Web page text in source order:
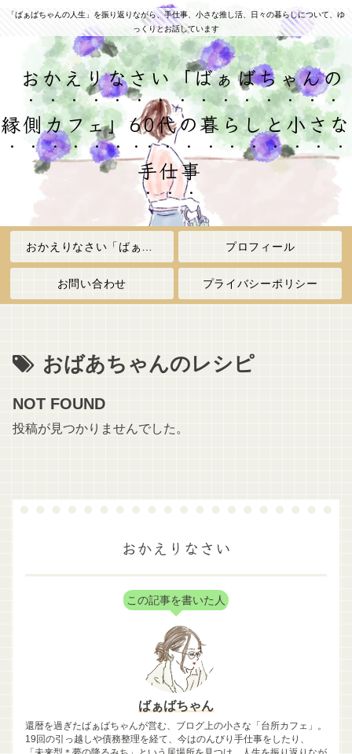
「ばぁばちゃんの人生」を振り返りながら、手仕事、小さな推し活、日々の暮らしについて、ゆ
っくりとお話しています
おかえりなさい「ばぁばちゃんの
縁側カフェ」60代の暮らしと小さな
手仕事
プロフィール
お問い合わせ プライバシーポリシー
おばあちゃんのレシピ
NOT FOUND
投稿が見つかりませんでした。
おかえりなさい
この記事を書いた人
ばぁばちゃん
還暦を過ぎたばぁばちゃんが営む、ブログ上の小さな「台所カフェ」。
19回の引っ越しや債務整理を経て、今はのんびり手仕事をしたり、
「未来型＊夢の降るみち」という居場所を見つけ、人生を振り返りなが